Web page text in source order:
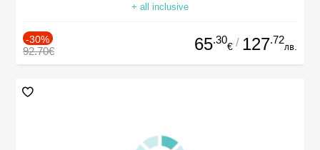
+ all inclusive
-30%
92.70€ 65.30
€ / 127.72
лв.